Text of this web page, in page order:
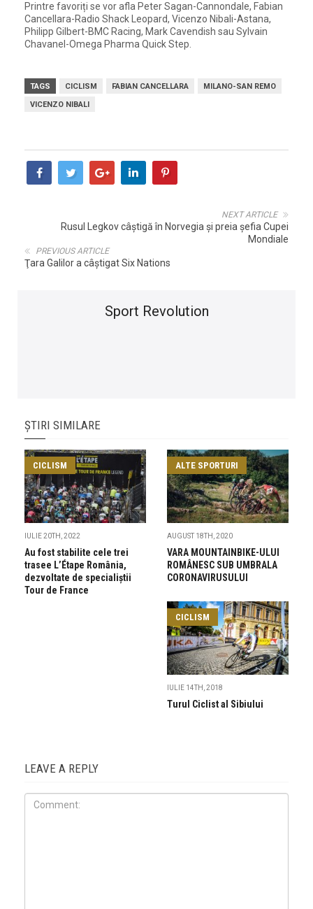
Printre favoriți se vor afla Peter Sagan-Cannondale, Fabian
Cancellara-Radio Shack Leopard, Vicenzo Nibali-Astana,
Philipp Gilbert-BMC Racing, Mark Cavendish sau Sylvain
Chavanel-Omega Pharma Quick Step.
TAGS CICLISM FABIAN CANCELLARA
MILANO-SAN REMO
VICENZO NIBALI
NEXT ARTICLE
Rusul Legkov câștigă în Norvegia și preia șefia Cupei
Mondiale
PREVIOUS ARTICLE
Ţara Galilor a câştigat Six Nations
Sport Revolution
ȘTIRI SIMILARE
CICLISM
IULIE 20TH, 2022
Au fost stabilite cele trei
trasee L’Étape România,
dezvoltate de specialiștii
Tour de France
ALTE SPORTURI
AUGUST 18TH, 2020
VARA MOUNTAINBIKE-ULUI
ROMÂNESC SUB UMBRALA
CORONAVIRUSULUI
CICLISM
IULIE 14TH, 2018
Turul Ciclist al Sibiului
LEAVE A REPLY